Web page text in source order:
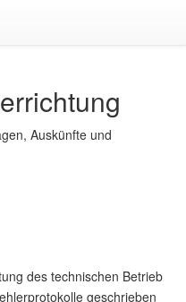
Auskünfte und
des technischen Betrieb
geschrieben